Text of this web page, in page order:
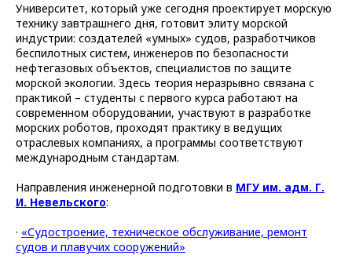
Университет, который уже сегодня проектирует морскую
технику завтрашнего дня, готовит элиту морской
индустрии: создателей «умных» судов, разработчиков
беспилотных систем, инженеров по безопасности
нефтегазовых объектов, специалистов по защите
морской экологии. Здесь теория неразрывно связана с
практикой – студенты с первого курса работают на
современном оборудовании, участвуют в разработке
морских роботов, проходят практику в ведущих
отраслевых компаниях, а программы соответствуют
международным стандартам.
Направления инженерной подготовки в МГУ им. адм. Г.
И. Невельского:
· «Судостроение, техническое обслуживание, ремонт
судов и плавучих сооружений»